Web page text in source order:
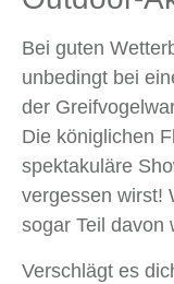
Bei guten
unbedingt bei
der
Die königlichen
spektakuläre
vergessen wirst!
sogar Teil davon
Verschlägt es